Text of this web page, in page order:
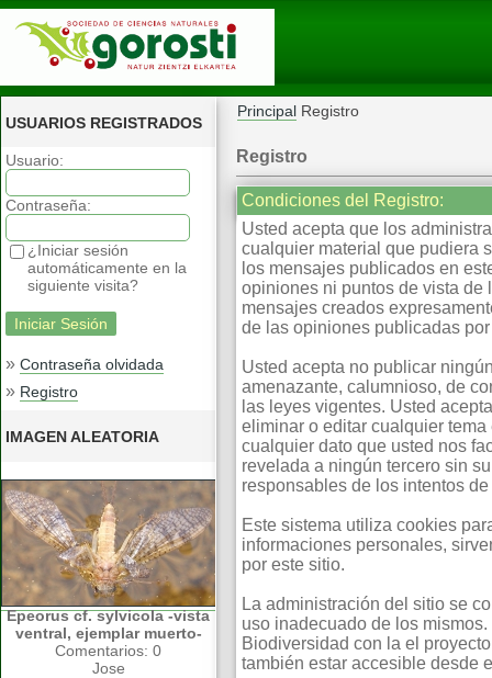
USUARIOS REGISTRADOS
Usuario:
Contraseña:
¿Iniciar sesión
automáticamente en la
siguiente visita?
» Contraseña olvidada
» Registro
IMAGEN ALEATORIA
Epeorus cf. sylvicola -vista
ventral, ejemplar muerto-
Comentarios: 0
Jose
Principal Registro
Registro
Condiciones del Registro:
Usted acepta que los
cualquier material que pudiera
los mensajes publicados en
opiniones ni puntos de vista de
mensajes creados
de las opiniones publicadas
Usted acepta no publicar
amenazante, calumnioso, de
las leyes vigentes. Usted
eliminar o editar cualquier
cualquier dato que usted nos
revelada a ningún tercero sin
responsables de los intentos
Este sistema utiliza cookies
informaciones personales,
por este sitio.
La administración del sitio se
uso inadecuado de los
Biodiversidad con la el
también estar accesible desde